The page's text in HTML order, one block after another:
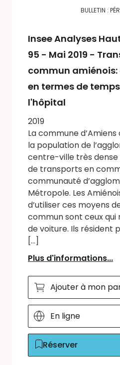
BULLETIN :
Insee Analyses
95 - Mai 2019 -
commun
en termes de
l'hôpital
2019
La commune
la population de
centre-ville très dense
de transports en
communauté
Métropole. Les
d’utiliser ces moyens
commun sont ceux qui
de voiture. Ils résident
[...]
Plus d'informations...
Ajouter à mon
En ligne
Réserver